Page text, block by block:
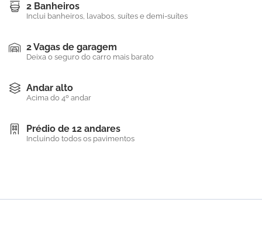
2 Banheiros
Inclui banheiros, lavabos, suítes e demi-suítes
2 Vagas de garagem
Deixa o seguro do carro mais barato
Andar alto
Acima do 4º andar
Prédio de 12 andares
Incluindo todos os pavimentos